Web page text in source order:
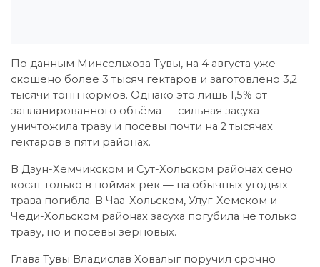
По данным Минсельхоза Тувы, на 4 августа уже
скошено более 3 тысяч гектаров и заготовлено 3,2
тысячи тонн кормов. Однако это лишь 1,5% от
запланированного объёма — сильная засуха
уничтожила траву и посевы почти на 2 тысячах
гектаров в пяти районах.
В Дзун-Хемчикском и Сут-Хольском районах сено
косят только в поймах рек — на обычных угодьях
трава погибла. В Чаа-Хольском, Улуг-Хемском и
Чеди-Хольском районах засуха погубила не только
траву, но и посевы зерновых.
Глава Тувы Владислав Ховалыг поручил срочно